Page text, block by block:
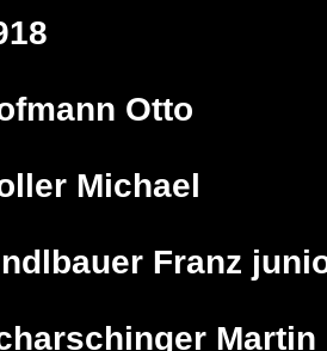
Otto
Michael
Franz
Martin